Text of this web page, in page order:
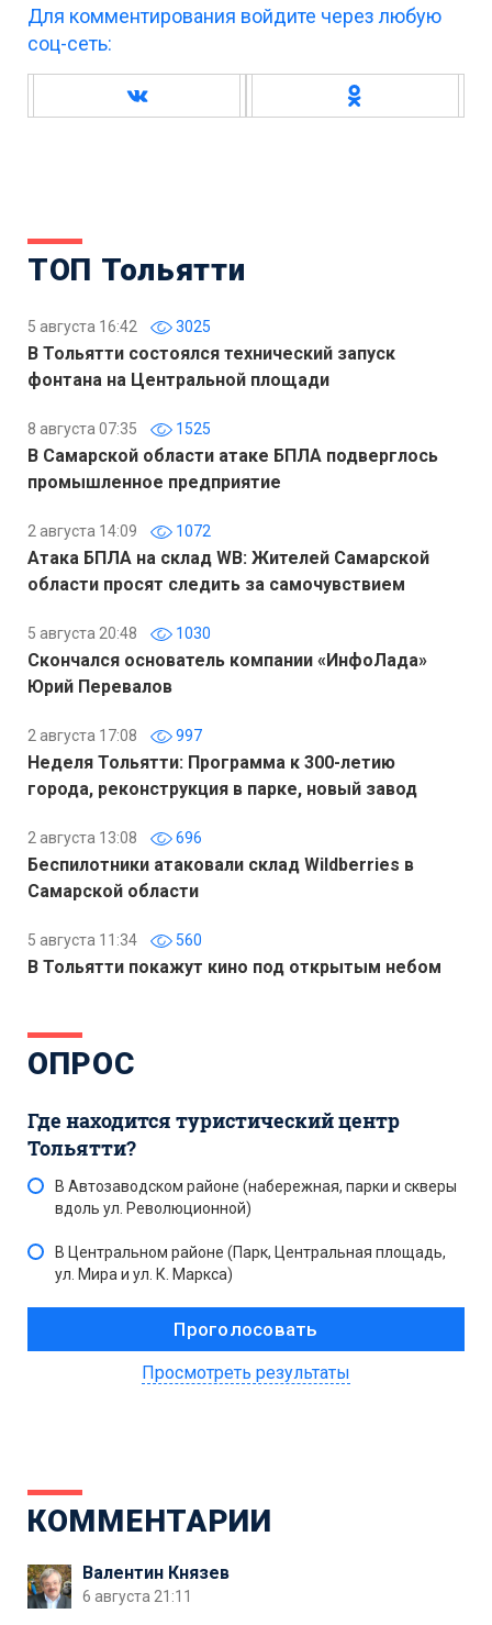
Для комментирования войдите через любую
соц-сеть:
ТОП Тольятти
5 августа 16:42 3025
В Тольятти состоялся технический запуск
фонтана на Центральной площади
8 августа 07:35 1525
В Самарской области атаке БПЛА подверглось
промышленное предприятие
2 августа 14:09 1072
Атака БПЛА на склад WB: Жителей Самарской
области просят следить за самочувствием
5 августа 20:48 1030
Скончался основатель компании «ИнфоЛада»
Юрий Перевалов
2 августа 17:08 997
Неделя Тольятти: Программа к 300-летию
города, реконструкция в парке, новый завод
2 августа 13:08 696
Беспилотники атаковали склад Wildberries в
Самарской области
5 августа 11:34 560
В Тольятти покажут кино под открытым небом
ОПРОС
Где находится туристический центр
Тольятти?
В Автозаводском районе (набережная, парки и скверы
вдоль ул. Революционной)
В Центральном районе (Парк, Центральная площадь,
ул. Мира и ул. К. Маркса)
Просмотреть результаты
КОММЕНТАРИИ
Валентин Князев
6 августа 21:11